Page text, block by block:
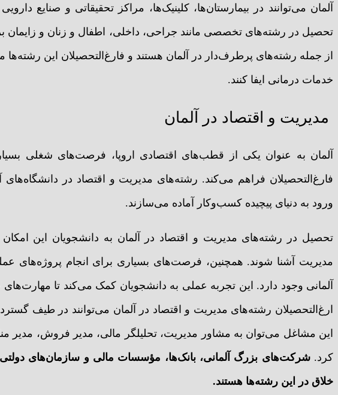
آلمان می‌توانند در بیمارستان‌ها، کلینیک‌ها، مراکز تحقیقاتی و صنایع
تحصیل در رشته‌های تخصصی مانند جراحی، داخلی، اطفال و زنان و زایمان
از جمله رشته‌های پرطرف‌دار در آلمان هستند و فارغ‌التحصیلان این رشته‌ها
خدمات درمانی ایفا کنند.
مدیریت و اقتصاد در آلمان
آلمان به عنوان یکی از قطب‌های اقتصادی اروپا، فرصت‌های شغلی
فارغ‌التحصیلان فراهم می‌کند. رشته‌های مدیریت و اقتصاد در دانشگاه‌های
ورود به دنیای پیچیده کسب‌وکار آماده می‌سازند.
تحصیل در رشته‌های مدیریت و اقتصاد در آلمان به دانشجویان این
مدیریت آشنا شوند. همچنین، فرصت‌های بسیاری برای انجام پروژه‌های
آلمانی وجود دارد. این تجربه عملی به دانشجویان کمک می‌کند تا
ارغ‌التحصیلان رشته‌های مدیریت و اقتصاد در آلمان می‌توانند در طیف
این مشاغل می‌توان به مشاور مدیریت، تحلیلگر مالی، مدیر فروش، مدیر
کرد.شرکت‌های بزرگ آلمانی، بانک‌ها، مؤسسات مالی و سازمان‌های دولتی
خلاق در این رشته‌ها هستند.